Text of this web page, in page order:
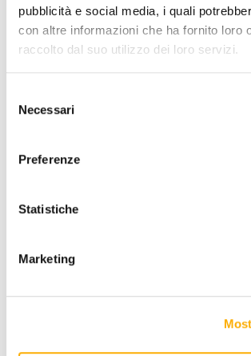
pubblicità e social media, i quali
con altre informazioni che ha fornito loro
raccolto dal suo utilizzo dei loro servizi.
delNecessari
Preferenze
Statistiche
Marketing
COATING FINISH:
COLOR: